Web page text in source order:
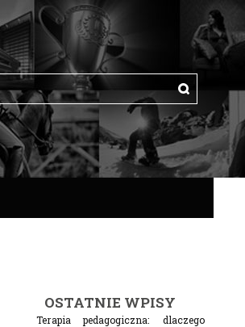
OSTATNIE WPISY
Terapia pedagogiczna: dlaczego